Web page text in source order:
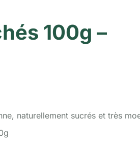
100g –
naturellement sucrés et très